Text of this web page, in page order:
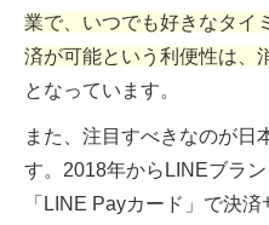
業で、いつでも好きなタイ
済が可能という利便性は、
となっています。
また、注目すべきなのが日
す。2018年からLINEブラ
「LINE Payカード」で決